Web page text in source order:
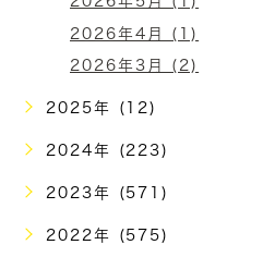
2026年4月 (1)
2026年3月 (2)
2025年 (12)
2024年 (223)
2023年 (571)
2022年 (575)